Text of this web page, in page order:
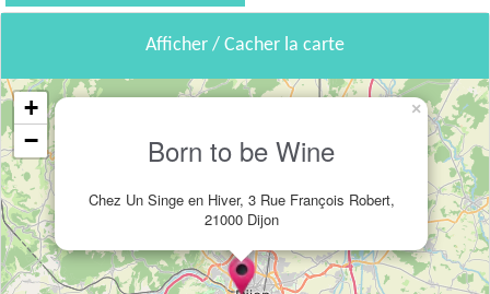
Afficher / Cacher la carte
Born to be Wine
Chez Un Singe en Hiver, 3 Rue François Robert,
21000 Dijon
×
+
−